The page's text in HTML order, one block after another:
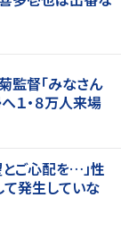
監督「みなさん
１・８万人来場
ご心配を…」性
発生していな